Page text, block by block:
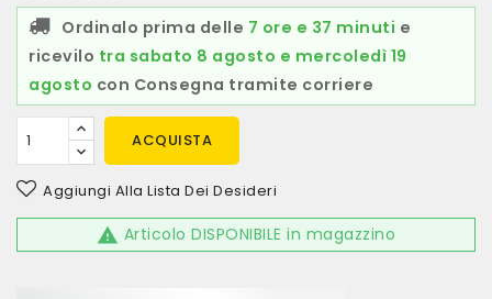
Ordinalo prima delle 7 ore e 37 minuti e
ricevilo tra sabato 8 agosto e mercoledì 19
agosto con Consegna tramite corriere
ACQUISTA
Aggiungi Alla Lista Dei Desideri
 Articolo DISPONIBILE in magazzino